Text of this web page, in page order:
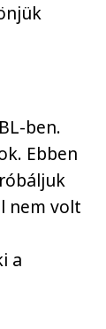
ben.
Ebben
nem volt
a